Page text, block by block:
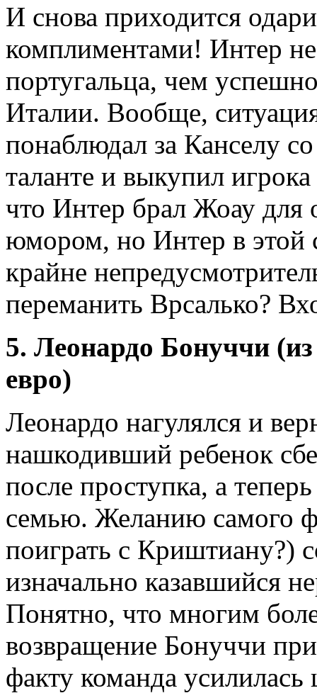
И снова приходится
комплиментами! Интер
португальца, чем
Италии. Вообще,
понаблюдал за Канселу
таланте и выкупил
что Интер брал Жоау
юмором, но Интер в этой
крайне
переманить Врсалько?
5. Леонардо Бонуччи
евро)
Леонардо нагулялся и
нашкодивший ребенок
после проступка, а
семью. Желанию самого
поиграть с Криштиану?)
изначально казавшийся
Понятно, что многим
возвращение Бонуччи
факту команда